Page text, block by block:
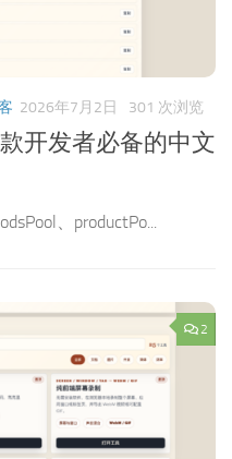
2026年7月2日 301 次浏览
开发者必备的中文
、productPo...
2